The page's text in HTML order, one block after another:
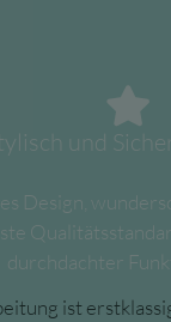
und
Design,
durchdachter
ist